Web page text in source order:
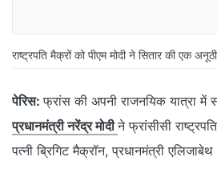
राष्ट्रपति मैक्रों को पीएम मोदी ने सितार की एक
पेरिस: फ्रांस की अपनी राजनयिक यात्रा में
प्रधानमंत्री नरेंद्र मोदीने फ्रांसीसी
पत्नी ब्रिगिट मैक्रॉन, प्रधानमंत्री